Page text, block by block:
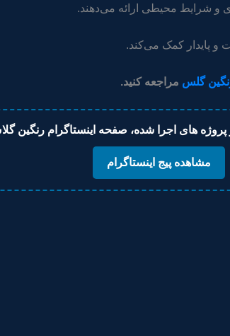
و شرایط محیطی ارائه می‌دهند.
و پایدار کمک می‌کند.
گلس مراجعه کنید.
های اجرا شده، صفحه اینستاگرام رنگین
مشاهده پیج اینستاگرام